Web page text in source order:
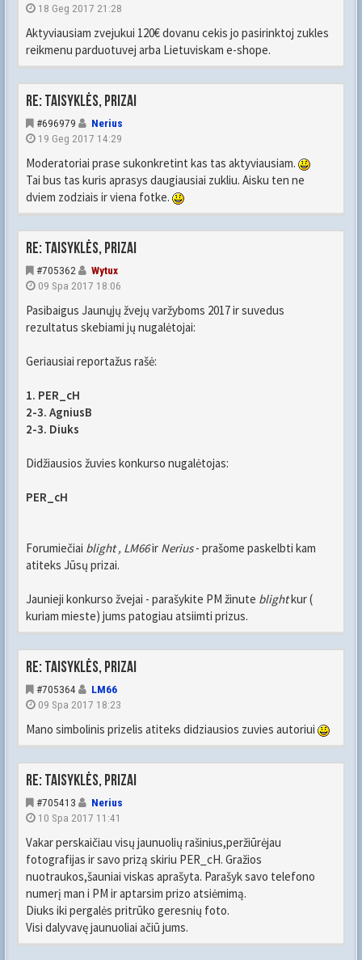
18 Geg 2017 21:28
Aktyviausiam zvejukui 120€ dovanu cekis jo pasirinktoj zukles
reikmenu parduotuvej arba Lietuviskam e-shope.
Re: Taisyklės, prizai
#696979
Nerius
19 Geg 2017 14:29
Moderatoriai prase sukonkretint kas tas aktyviausiam.
Tai bus tas kuris aprasys daugiausiai zukliu. Aisku ten ne
dviem zodziais ir viena fotke.
Re: Taisyklės, prizai
#705362
Wytux
09 Spa 2017 18:06
Pasibaigus Jaunųjų žvejų varžyboms 2017 ir suvedus
rezultatus skebiami jų nugalėtojai:
Geriausiai reportažus rašė:
1. PER_cH
2-3. AgniusB
2-3. Diuks
Didžiausios žuvies konkurso nugalėtojas:
PER_cH
Forumiečiai blight , LM66ir Nerius- prašome paskelbti kam
atiteks Jūsų prizai.
Jaunieji konkurso žvejai - parašykite PM žinute blightkur (
kuriam mieste) jums patogiau atsiimti prizus.
Re: Taisyklės, prizai
#705364
LM66
09 Spa 2017 18:23
Mano simbolinis prizelis atiteks didziausios zuvies autoriui
Re: Taisyklės, prizai
#705413
Nerius
10 Spa 2017 11:41
Vakar perskaičiau visų jaunuolių rašinius,peržiūrėjau
fotografijas ir savo prizą skiriu PER_cH. Gražios
nuotraukos,šauniai viskas aprašyta. Parašyk savo telefono
numerį man i PM ir aptarsim prizo atsiėmimą.
Diuks iki pergalės pritrūko geresnių foto.
Visi dalyvavę jaunuoliai ačiū jums.